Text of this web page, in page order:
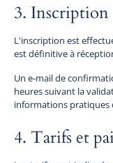
3. Inscription
L'inscription est
est définitive à
Un e-mail de
heures suivant la
informations pratiques
4. Tarifs et